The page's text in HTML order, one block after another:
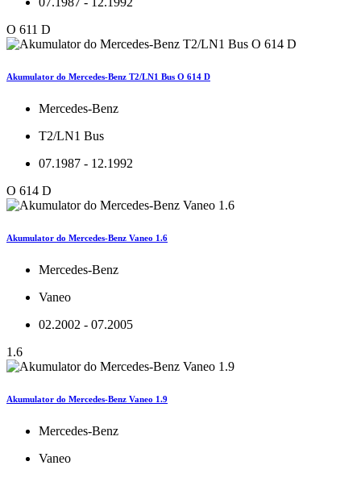
O 611 D
Akumulator do Mercedes-Benz T2/LN1 Bus O 614 D
Mercedes-Benz
T2/LN1 Bus
07.1987 - 12.1992
O 614 D
Akumulator do Mercedes-Benz Vaneo 1.6
Mercedes-Benz
Vaneo
02.2002 - 07.2005
1.6
Akumulator do Mercedes-Benz Vaneo 1.9
Mercedes-Benz
Vaneo